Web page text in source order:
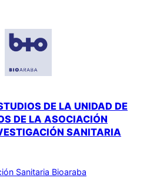
DE LA UNIDAD DE
DE LA ASOCIACIÓN
SANITARIA
Sanitaria Bioaraba